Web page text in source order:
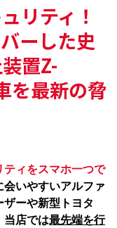
リティ！
ーした史
置Z-
を最新の脅
ティをスマホ一つで
いやすいアルファ
ーや新型トヨタ
当店では最先端を行